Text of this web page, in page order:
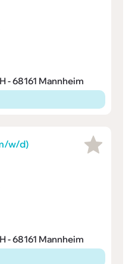
- 68161 Mannheim
w/d)
- 68161 Mannheim